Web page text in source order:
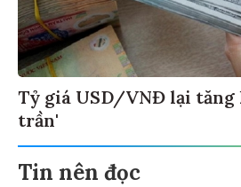
Tỷ giá USD/VNĐ lại tăng
trần'
Tin nên đọc